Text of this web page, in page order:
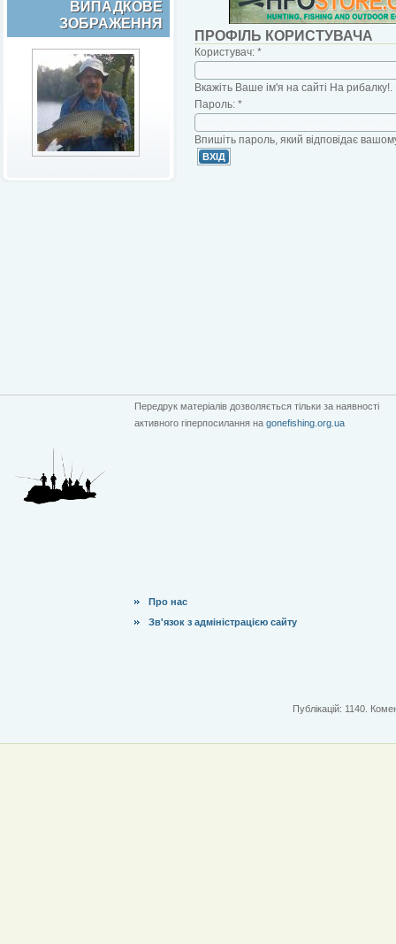
ВИПАДКОВЕ
ЗОБРАЖЕННЯ
ПРОФІЛЬ КОРИСТУВАЧА
Користувач: *
Вкажіть Ваше ім'я на сайті На рибалку!.
Пароль: *
Впишіть пароль, який відповідає
Передрук матеріалів дозволяється тільки за наявності
активного гіперпосилання на gonefishing.org.ua
Про нас
Зв'язок з адміністрацією сайту
Публікацій: 1140.